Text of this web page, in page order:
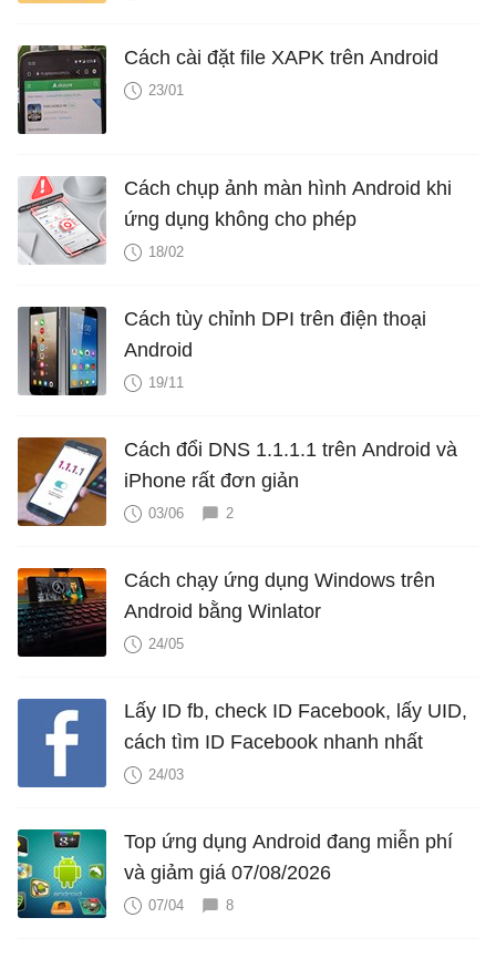
Cách cài đặt file XAPK trên Android
23/01
Cách chụp ảnh màn hình Android khi
ứng dụng không cho phép
18/02
Cách tùy chỉnh DPI trên điện thoại
Android
19/11
Cách đổi DNS 1.1.1.1 trên Android và
iPhone rất đơn giản
03/06 2
Cách chạy ứng dụng Windows trên
Android bằng Winlator
24/05
Lấy ID fb, check ID Facebook, lấy UID,
cách tìm ID Facebook nhanh nhất
24/03
Top ứng dụng Android đang miễn phí
và giảm giá 07/08/2026
07/04 8